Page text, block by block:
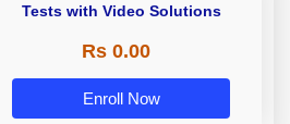
Tests with Video Solutions
Rs 0.00
Enroll Now